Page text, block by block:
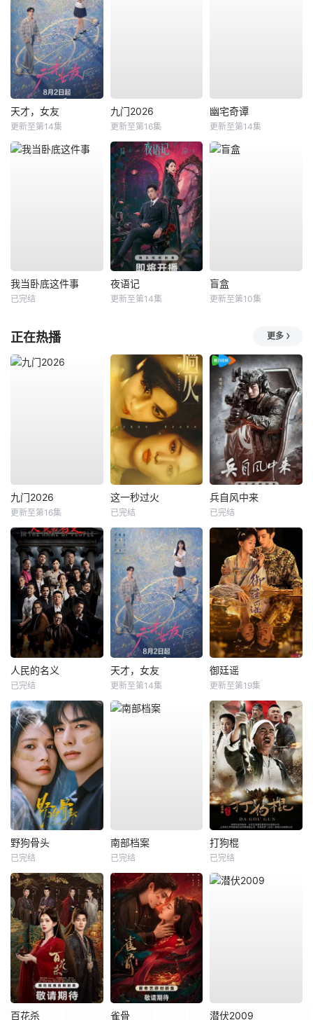
天才，女友
更新至第14集
九门2026
更新至第16集
幽宅奇谭
更新至第14集
我当卧底这件事
已完结
夜语记
更新至第14集
盲盒
更新至第10集
正在热播 更多
九门2026
更新至第16集
这一秒过火
已完结
兵自风中来
已完结
人民的名义
已完结
天才，女友
更新至第14集
御廷谣
更新至第19集
野狗骨头
已完结
南部档案
已完结
打狗棍
已完结
百花杀 雀骨 潜伏2009